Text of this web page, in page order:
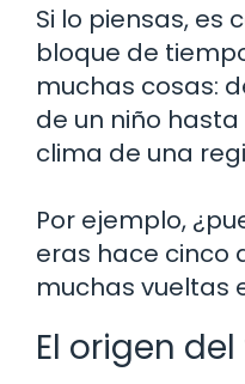
Si lo piensas, es
bloque de
muchas cosas:
de un niño
clima de una
Por ejemplo,
eras hace cinco
muchas vueltas
El origen